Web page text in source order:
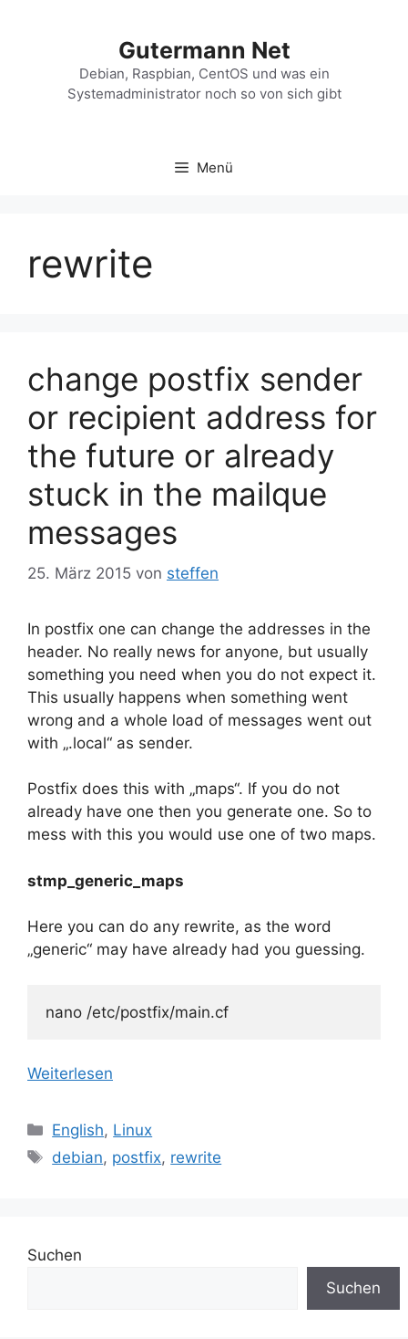
Gutermann Net
Debian, Raspbian, CentOS und was ein
Systemadministrator noch so von sich gibt
Menü
rewrite
change postfix sender
or recipient address for
the future or already
stuck in the mailque
messages
25. März 2015 von steffen
In postfix one can change the addresses in the
header. No really news for anyone, but usually
something you need when you do not expect it.
This usually happens when something went
wrong and a whole load of messages went out
with „.local“ as sender.
Postfix does this with „maps“. If you do not
already have one then you generate one. So to
mess with this you would use one of two maps.
stmp_generic_maps
Here you can do any rewrite, as the word
„generic“ may have already had you guessing.
nano /etc/postfix/main.cf
Weiterlesen
Kategorien
English, Linux
Schlagwörter
debian, postfix, rewrite
Suchen
Suchen